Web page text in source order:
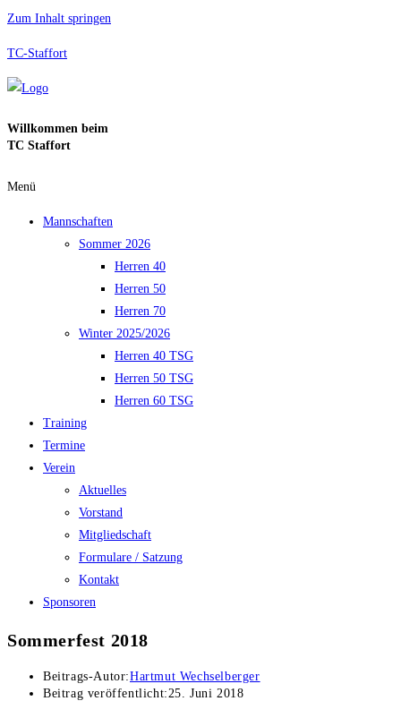
Zum Inhalt springen
TC-Staffort
Willkommen beim
TC Staffort
Menü
Mannschaften
Sommer 2026
Herren 40
Herren 50
Herren 70
Winter 2025/2026
Herren 40 TSG
Herren 50 TSG
Herren 60 TSG
Training
Termine
Verein
Aktuelles
Vorstand
Mitgliedschaft
Formulare / Satzung
Kontakt
Sponsoren
Sommerfest 2018
Beitrags-Autor:Hartmut Wechselberger
Beitrag veröffentlicht: 25. Juni 2018